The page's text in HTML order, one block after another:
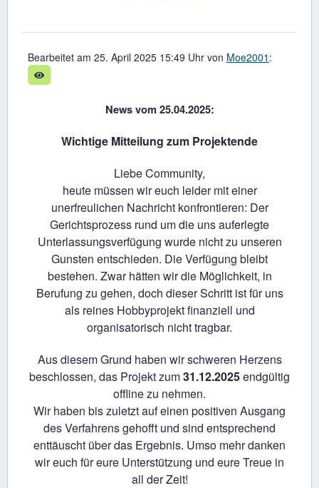
Bearbeitet am 25. April 2025 15:49 Uhr von Moe2001 :
News vom 25.04.2025:
Wichtige Mitteilung zum Projektende
Liebe Community,
heute müssen wir euch leider mit einer
unerfreulichen Nachricht konfrontieren: Der
Gerichtsprozess rund um die uns auferlegte
Unterlassungsverfügung wurde nicht zu unseren
Gunsten entschieden. Die Verfügung bleibt
bestehen. Zwar hätten wir die Möglichkeit, in
Berufung zu gehen, doch dieser Schritt ist für uns
als reines Hobbyprojekt finanziell und
organisatorisch nicht tragbar.
Aus diesem Grund haben wir schweren Herzens
beschlossen, das Projekt zum31.12.2025endgültig
offline zu nehmen.
Wir haben bis zuletzt auf einen positiven Ausgang
des Verfahrens gehofft und sind entsprechend
enttäuscht über das Ergebnis. Umso mehr danken
wir euch für eure Unterstützung und eure Treue in
all der Zeit!